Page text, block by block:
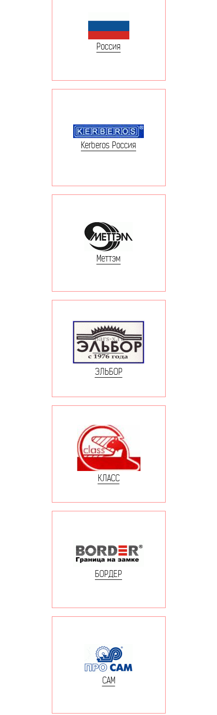
Россия
Kerberos Россия
Меттэм
ЭЛЬБОР
КЛАСС
БОРДЕР
САМ